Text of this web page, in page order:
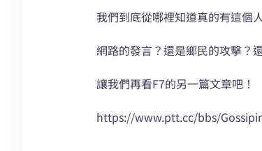
我們到底從哪裡知道真的有這個
網路的發言？還是鄉民的攻擊？
讓我們再看F7的另一篇文章吧！
https://www.ptt.cc/bbs/